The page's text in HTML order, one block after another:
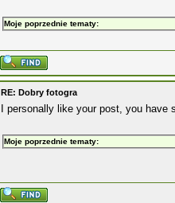
Moje poprzednie tematy:
RE: Dobry fotogra
I personally like your post, you
Moje poprzednie tematy: